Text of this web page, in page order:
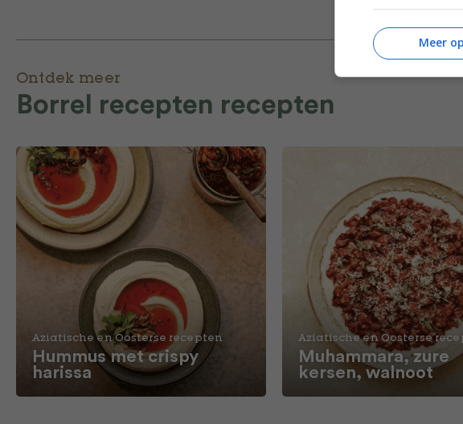
Ontdek meer
Borrel recepten recepten
Aziatische en Oosterse recepten
Hummus met crispy
harissa
Aziatische en Oosterse
Muhammara, zure
kersen, walnoot
Meer